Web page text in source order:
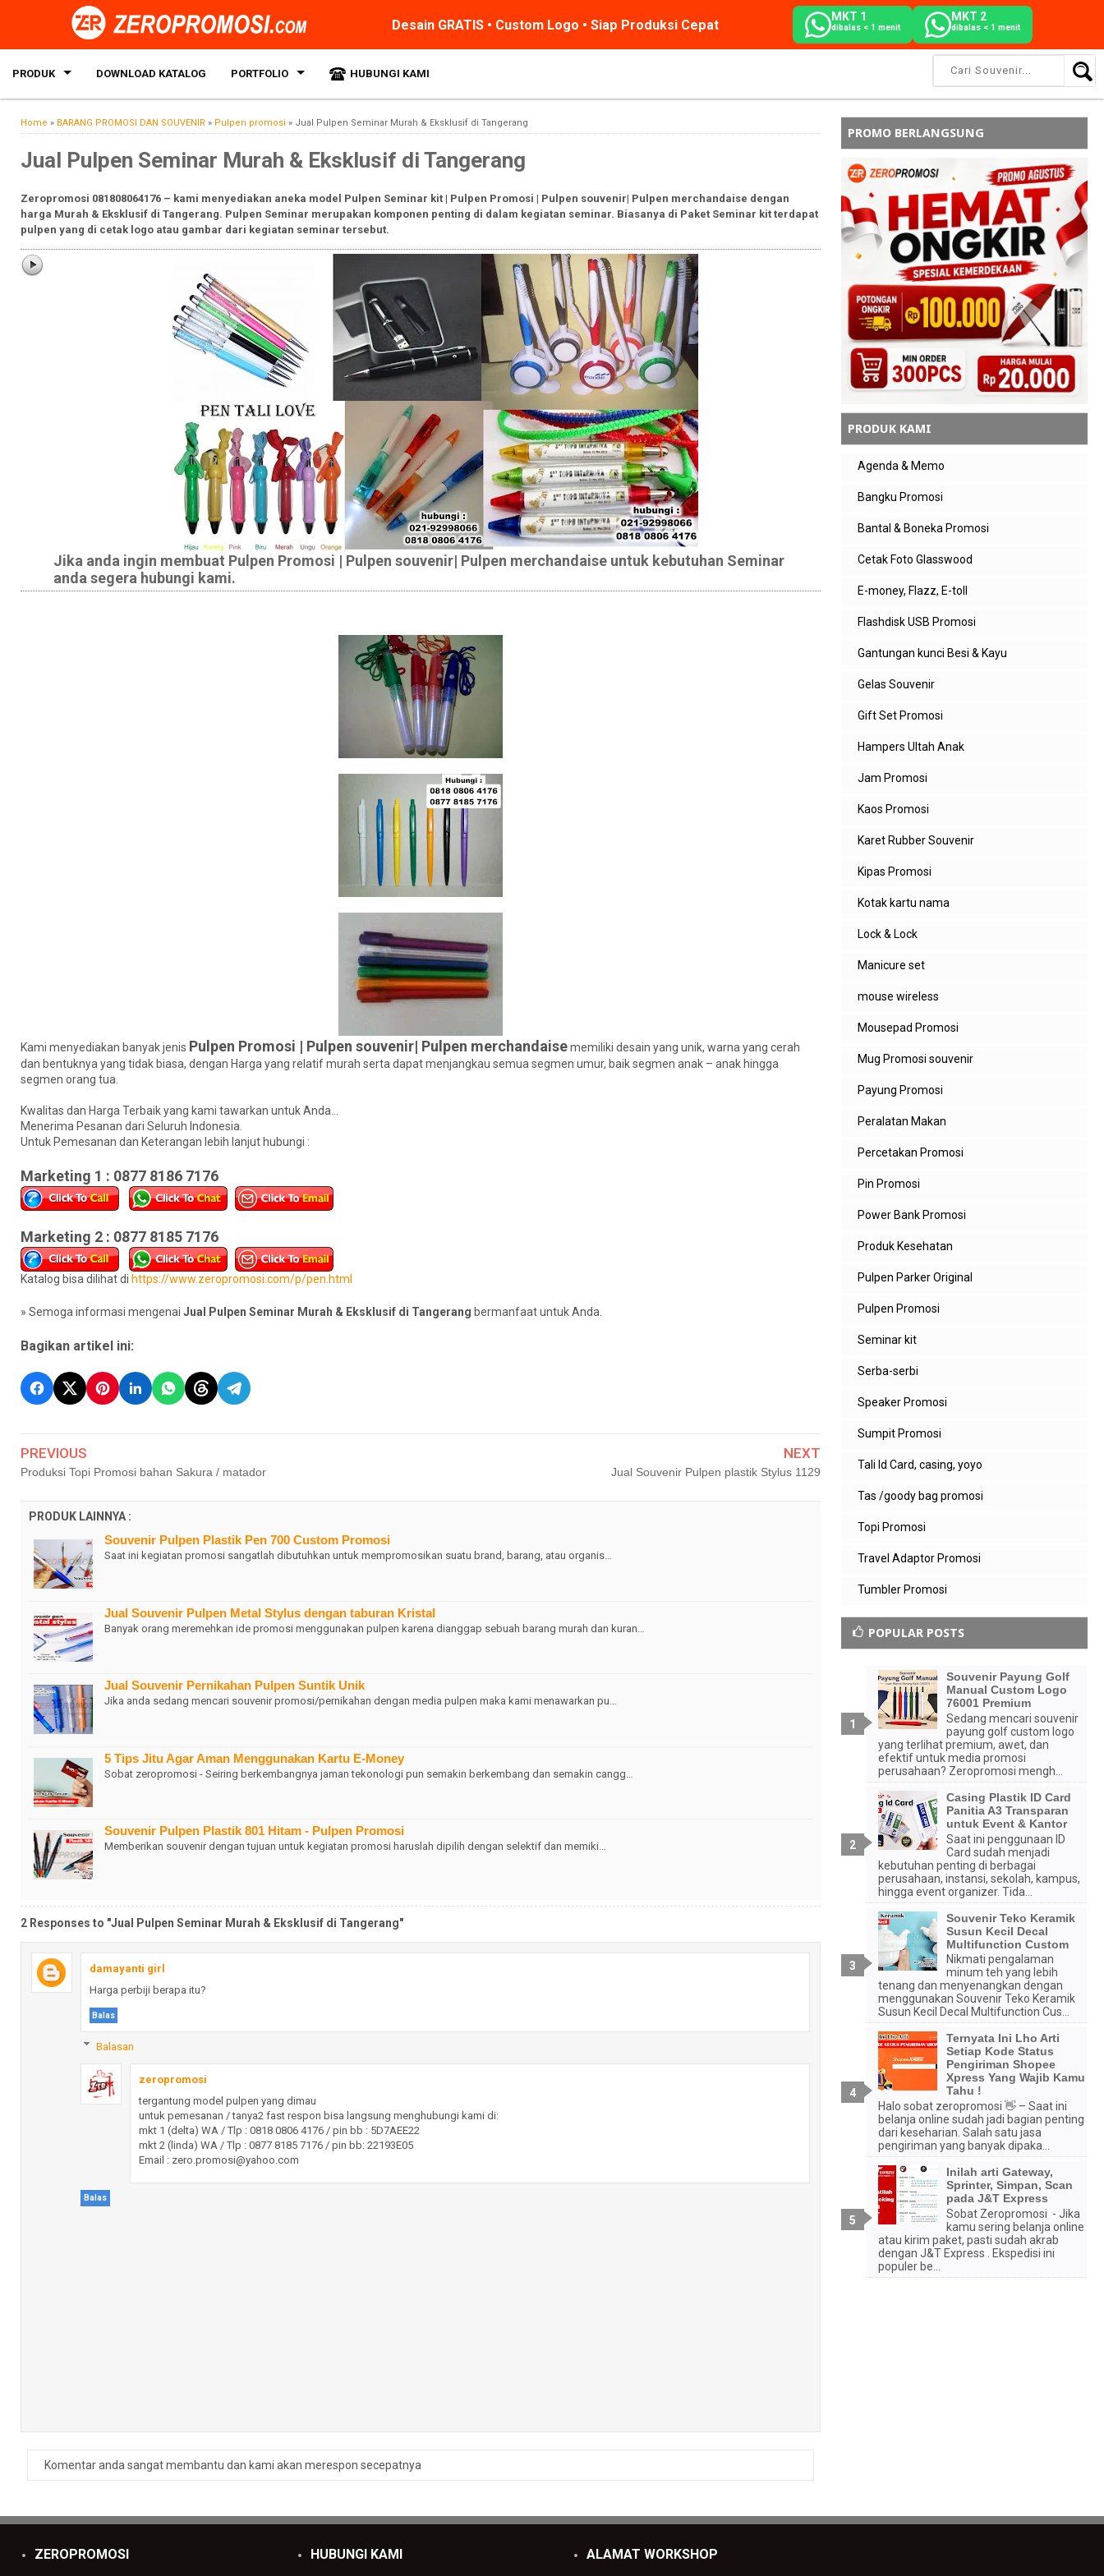
Desain GRATIS • Custom Logo • Siap Produksi Cepat
MKT 1
dibalas < 1 menit
MKT 2
dibalas < 1 menit
PRODUK DOWNLOAD KATALOG PORTFOLIO HUBUNGI KAMI
Home » BARANG PROMOSI DAN SOUVENIR » Pulpen promosi » Jual Pulpen Seminar Murah & Eksklusif di Tangerang
Jual Pulpen Seminar Murah & Eksklusif di Tangerang
Zeropromosi 081808064176 – kami menyediakan aneka model Pulpen Seminar kit | Pulpen Promosi | Pulpen souvenir| Pulpen merchandaise dengan
harga Murah & Eksklusif di Tangerang. Pulpen Seminar merupakan komponen penting di dalam kegiatan seminar. Biasanya di Paket Seminar kit terdapat
pulpen yang di cetak logo atau gambar dari kegiatan seminar tersebut.
Jika anda ingin membuat Pulpen Promosi | Pulpen souvenir| Pulpen merchandaise untuk kebutuhan Seminar
anda segera hubungi kami.
Kami menyediakan banyak jenis Pulpen Promosi | Pulpen souvenir| Pulpen merchandaisememiliki desain yang unik, warna yang cerah
dan bentuknya yang tidak biasa, dengan Harga yang relatif murah serta dapat menjangkau semua segmen umur, baik segmen anak – anak hingga
segmen orang tua.
Kwalitas dan Harga Terbaik yang kami tawarkan untuk Anda...
Menerima Pesanan dari Seluruh Indonesia.
Untuk Pemesanan dan Keterangan lebih lanjut hubungi :
Marketing 1 : 0877 8186 7176
Marketing 2 : 0877 8185 7176
Katalog bisa dilihat di https://www.zeropromosi.com/p/pen.html
» Semoga informasi mengenai Jual Pulpen Seminar Murah & Eksklusif di Tangerang bermanfaat untuk Anda.
Bagikan artikel ini:
PREVIOUS
Produksi Topi Promosi bahan Sakura / matador
NEXT
Jual Souvenir Pulpen plastik Stylus 1129
PRODUK LAINNYA :
Souvenir Pulpen Plastik Pen 700 Custom Promosi
Saat ini kegiatan promosi sangatlah dibutuhkan untuk mempromosikan suatu brand, barang, atau organis…
Jual Souvenir Pulpen Metal Stylus dengan taburan Kristal
Banyak orang meremehkan ide promosi menggunakan pulpen karena dianggap sebuah barang murah dan kuran…
Jual Souvenir Pernikahan Pulpen Suntik Unik
Jika anda sedang mencari souvenir promosi/pernikahan dengan media pulpen maka kami menawarkan pu…
5 Tips Jitu Agar Aman Menggunakan Kartu E-Money
Sobat zeropromosi - Seiring berkembangnya jaman tekonologi pun semakin berkembang dan semakin cangg…
Souvenir Pulpen Plastik 801 Hitam - Pulpen Promosi
Memberikan souvenir dengan tujuan untuk kegiatan promosi haruslah dipilih dengan selektif dan memiki…
2 Responses to "Jual Pulpen Seminar Murah & Eksklusif di Tangerang"
damayanti girl
Harga perbiji berapa itu?
Balas
Balasan
zeropromosi
tergantung model pulpen yang dimau
untuk pemesanan / tanya2 fast respon bisa langsung menghubungi kami di:
mkt 1 (delta) WA / Tlp : 0818 0806 4176 / pin bb : 5D7AEE22
mkt 2 (linda) WA / Tlp : 0877 8185 7176 / pin bb: 22193E05
Email : zero.promosi@yahoo.com
Balas
Komentar anda sangat membantu dan kami akan merespon secepatnya
PROMO BERLANGSUNG
PRODUK KAMI
Agenda & Memo
Bangku Promosi
Bantal & Boneka Promosi
Cetak Foto Glasswood
E-money, Flazz, E-toll
Flashdisk USB Promosi
Gantungan kunci Besi & Kayu
Gelas Souvenir
Gift Set Promosi
Hampers Ultah Anak
Jam Promosi
Kaos Promosi
Karet Rubber Souvenir
Kipas Promosi
Kotak kartu nama
Lock & Lock
Manicure set
mouse wireless
Mousepad Promosi
Mug Promosi souvenir
Payung Promosi
Peralatan Makan
Percetakan Promosi
Pin Promosi
Power Bank Promosi
Produk Kesehatan
Pulpen Parker Original
Pulpen Promosi
Seminar kit
Serba-serbi
Speaker Promosi
Sumpit Promosi
Tali Id Card, casing, yoyo
Tas /goody bag promosi
Topi Promosi
Travel Adaptor Promosi
Tumbler Promosi
POPULAR POSTS
Souvenir Payung Golf
Manual Custom Logo
76001 Premium
Sedang mencari souvenir
payung golf custom logo
yang terlihat premium, awet, dan
efektif untuk media promosi
perusahaan? Zeropromosi mengh...
Casing Plastik ID Card
Panitia A3 Transparan
untuk Event & Kantor
Saat ini penggunaan ID
Card sudah menjadi
kebutuhan penting di berbagai
perusahaan, instansi, sekolah, kampus,
hingga event organizer. Tida...
Souvenir Teko Keramik
Susun Kecil Decal
Multifunction Custom
Nikmati pengalaman
minum teh yang lebih
tenang dan menyenangkan dengan
menggunakan Souvenir Teko Keramik
Susun Kecil Decal Multifunction Cus...
Ternyata Ini Lho Arti
Setiap Kode Status
Pengiriman Shopee
Xpress Yang Wajib Kamu
Tahu !
Halo sobat zeropromosi 👋 – Saat ini
belanja online sudah jadi bagian penting
dari keseharian. Salah satu jasa
pengiriman yang banyak dipaka...
Inilah arti Gateway,
Sprinter, Simpan, Scan
pada J&T Express
Sobat Zeropromosi - Jika
kamu sering belanja online
atau kirim paket, pasti sudah akrab
dengan J&T Express . Ekspedisi ini
populer be...
ZEROPROMOSI
HUBUNGI KAMI
ALAMAT WORKSHOP